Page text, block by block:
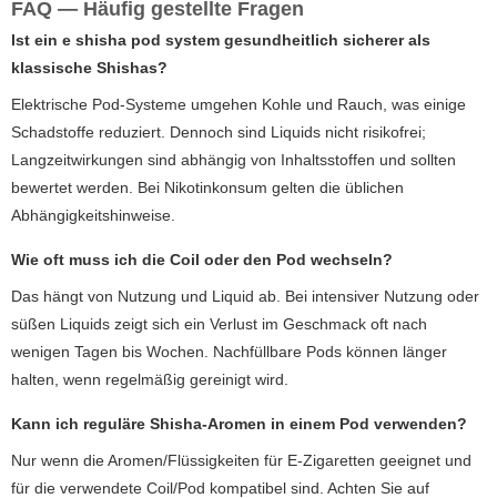
FAQ — Häufig gestellte Fragen
Ist ein e shisha pod system gesundheitlich sicherer als
klassische Shishas?
Elektrische Pod-Systeme umgehen Kohle und Rauch, was einige
Schadstoffe reduziert. Dennoch sind Liquids nicht risikofrei;
Langzeitwirkungen sind abhängig von Inhaltsstoffen und sollten
bewertet werden. Bei Nikotinkonsum gelten die üblichen
Abhängigkeitshinweise.
Wie oft muss ich die Coil oder den Pod wechseln?
Das hängt von Nutzung und Liquid ab. Bei intensiver Nutzung oder
süßen Liquids zeigt sich ein Verlust im Geschmack oft nach
wenigen Tagen bis Wochen. Nachfüllbare Pods können länger
halten, wenn regelmäßig gereinigt wird.
Kann ich reguläre Shisha-Aromen in einem Pod verwenden?
Nur wenn die Aromen/Flüssigkeiten für E-Zigaretten geeignet und
für die verwendete Coil/Pod kompatibel sind. Achten Sie auf